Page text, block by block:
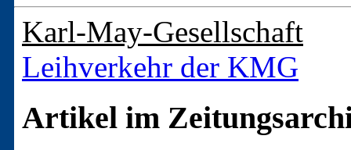
Karl-May-Gesellschaft
Leihverkehr der KMG
Artikel im